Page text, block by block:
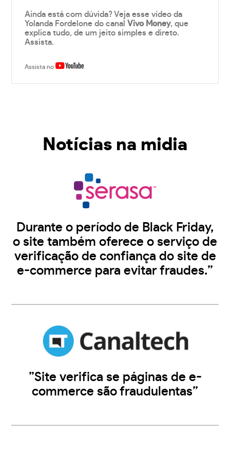
Ainda está com dúvida? Veja esse vídeo da
Yolanda Fordelone do canalVivo Money, que
explica tudo, de um jeito simples e direto.
Assista.
Assista no
Notícias na midia
Durante o período de Black Friday,
o site também oferece o serviço de
verificação de confiança do site de
e-commerce para evitar fraudes.”
”Site verifica se páginas de e-
commerce são fraudulentas”